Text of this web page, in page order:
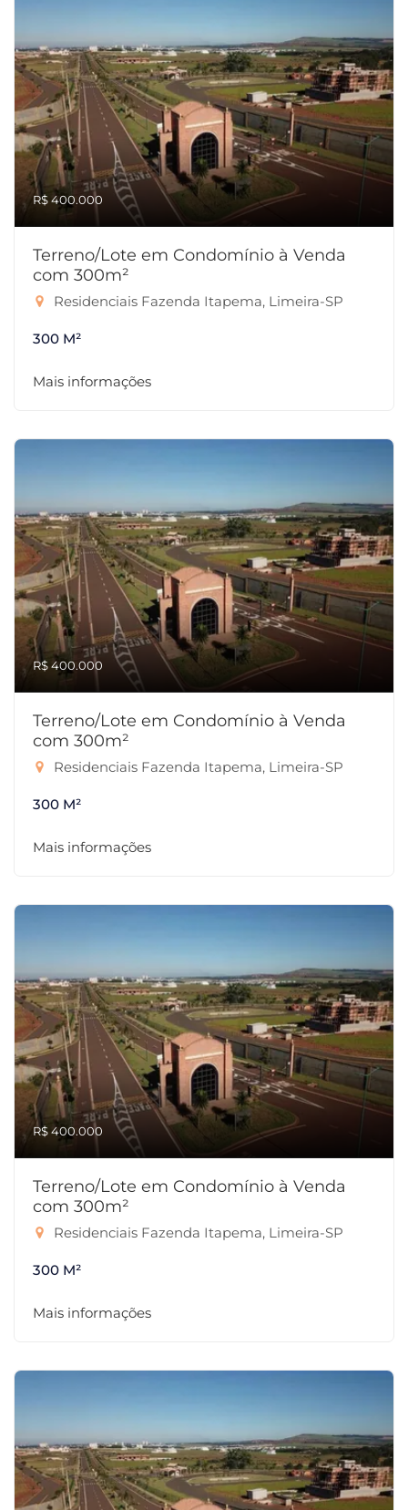
R$ 400.000
Terreno/Lote em Condomínio à Venda
com 300m²
Residenciais Fazenda Itapema, Limeira-SP
300 M²
Mais informações
R$ 400.000
Terreno/Lote em Condomínio à Venda
com 300m²
Residenciais Fazenda Itapema, Limeira-SP
300 M²
Mais informações
R$ 400.000
Terreno/Lote em Condomínio à Venda
com 300m²
Residenciais Fazenda Itapema, Limeira-SP
300 M²
Mais informações